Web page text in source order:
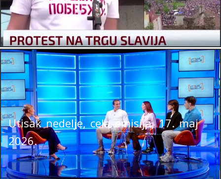
Utisak nedelje, cela emisija, 17. maj
2026.